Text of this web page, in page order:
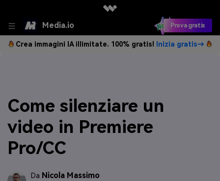
Media.io Prova gratis
Crea immagini IA illimitate. 100% gratis! Inizia gratis→
Come silenziare un
video in Premiere
Pro/CC
Da Nicola Massimo